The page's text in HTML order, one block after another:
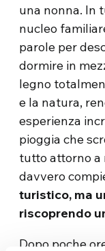
una nonna. In
nucleo
parole per
dormire in
legno
e la natura,
esperienza
pioggia che
tutto attorno a
davvero
turistico, ma
riscoprendo
Dopo poche